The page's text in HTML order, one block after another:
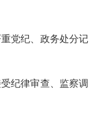
党纪、政务处分记
纪律审查、监察调